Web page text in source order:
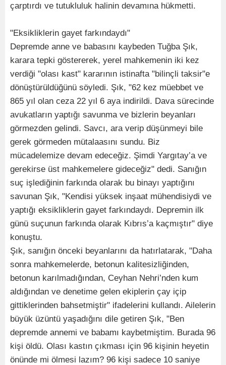
çarptırdı ve tutukluluk halinin devamına hükmetti.
"Eksikliklerin gayet farkındaydı"
Depremde anne ve babasını kaybeden Tuğba Şık,
karara tepki göstererek, yerel mahkemenin iki kez
verdiği "olası kast" kararının istinafta "bilinçli taksir"e
dönüştürüldüğünü söyledi. Şık, "62 kez müebbet ve
865 yıl olan ceza 22 yıl 6 aya indirildi. Dava sürecinde
avukatların yaptığı savunma ve bizlerin beyanları
görmezden gelindi. Savcı, ara verip düşünmeyi bile
gerek görmeden mütalaasını sundu. Biz
mücadelemize devam edeceğiz. Şimdi Yargıtay’a ve
gerekirse üst mahkemelere gideceğiz" dedi. Sanığın
suç işlediğinin farkında olarak bu binayı yaptığını
savunan Şık, "Kendisi yüksek inşaat mühendisiydi ve
yaptığı eksikliklerin gayet farkındaydı. Depremin ilk
günü suçunun farkında olarak Kıbrıs’a kaçmıştır" diye
konuştu.
Şık, sanığın önceki beyanlarını da hatırlatarak, "Daha
sonra mahkemelerde, betonun kalitesizliğinden,
betonun karılmadığından, Ceyhan Nehri’nden kum
aldığından ve denetime gelen ekiplerin çay içip
gittiklerinden bahsetmiştir" ifadelerini kullandı. Ailelerin
büyük üzüntü yaşadığını dile getiren Şık, "Ben
depremde annemi ve babamı kaybetmiştim. Burada 96
kişi öldü. Olası kastın çıkması için 96 kişinin heyetin
önünde mi ölmesi lazım? 96 kişi sadece 10 saniye